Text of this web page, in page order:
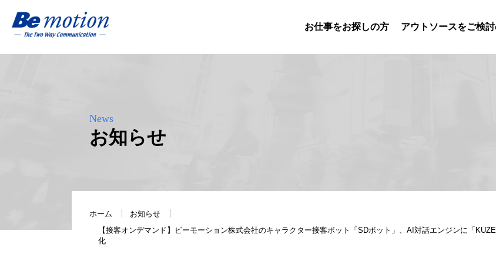
お仕事をお探しの方 アウトソースをご検
News
お知らせ
ホーム
お知らせ
【接客オンデマンド】ビーモーション株式会社のキャラクター接客ボット「SDボット」、AI対話エンジンに「
化